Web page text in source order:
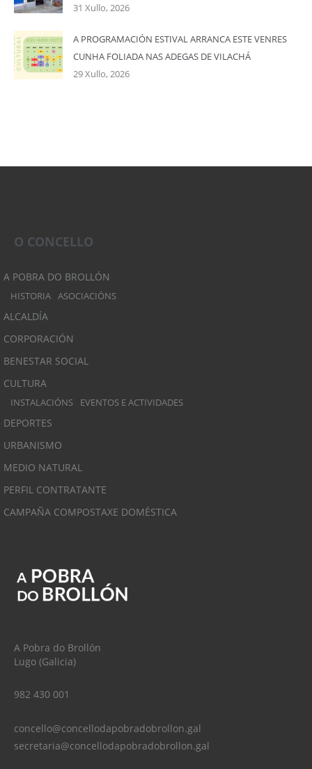
31 Xullo, 2026
A PROGRAMACIÓN ESTIVAL ARRANCA ESTE VENRES
CUNHA FOLIADA NAS ADEGAS DE VILACHÁ
29 Xullo, 2026
O CONCELLO
A POBRA DO BROLLÓN
HISTORIA ASOCIACIÓNS
ALCALDÍA
CORPORACIÓN
BENESTAR SOCIAL
CULTURA
INSTALACIÓNS EVENTOS E ACTIVIDADES
DEPORTES
URBANISMO
MEDIO NATURAL
PERFIL CONTRATANTE
CAMPAÑA COMPOSTAXE DOMÉSTICA
A Pobra do Brollón
Lugo (Galicia)
982 430 001
concello@concellodapobradobrollon.gal
secretaria@concellodapobradobrollon.gal